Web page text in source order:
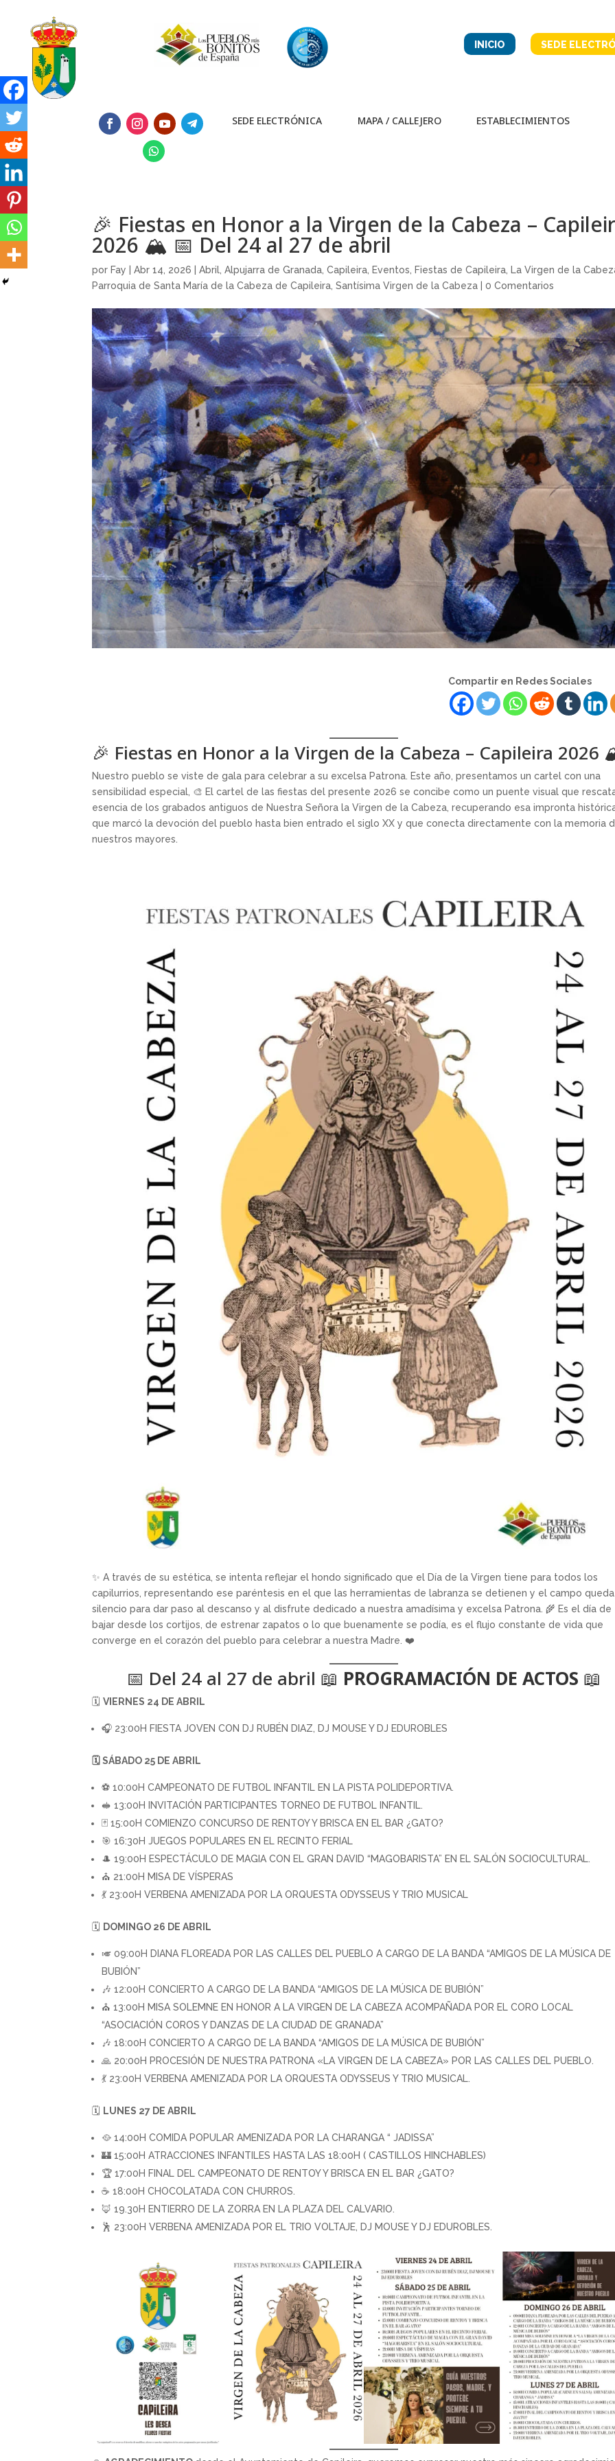
INICIO SEDE
SEDE ELECTRÓNICA MAPA / CALLEJERO ESTABLECIMIENTOS
🎉 Fiestas en Honor a la Virgen de la Cabeza –
2026 🏔️ 📅 Del 24 al 27 de abril
por Fay |Abr 14, 2026 |Abril ,Alpujarra de Granada ,Capileira Eventos Fiestas de Capileira La Virgen de la
Parroquia de Santa María de la Cabeza de Capileira ,Santísima Virgen de la Cabeza |0 Comentarios
Compartir en Redes Sociales
🎉 Fiestas en Honor a la Virgen de la Cabeza – Capileira 2026
Nuestro pueblo se viste de gala para celebrar a su excelsa Patrona. Este año, presentamos un cartel con una
sensibilidad especial, 🎨 El cartel de las fiestas del presente 2026 se concibe como un puente visual que
esencia de los grabados antiguos de Nuestra Señora la Virgen de la Cabeza, recuperando esa impronta
que marcó la devoción del pueblo hasta bien entrado el siglo XX y que conecta directamente con la memoria
nuestros mayores.
✨ A través de su estética, se intenta reflejar el hondo significado que el Día de la Virgen tiene para todos los
capilurrios, representando ese paréntesis en el que las herramientas de labranza se detienen y el campo
silencio para dar paso al descanso y al disfrute dedicado a nuestra amadísima y excelsa Patrona. 🌾 Es el día de
bajar desde los cortijos, de estrenar zapatos o lo que buenamente se podía, es el flujo constante de vida que
converge en el corazón del pueblo para celebrar a nuestra Madre. ❤️
📅 Del 24 al 27 de abril 📖 PROGRAMACIÓN DE ACTOS 📖
🗓️VIERNES 24 DE ABRIL
🎧 23:00H FIESTA JOVEN CON DJ RUBÉN DIAZ, DJ MOUSE Y DJ EDUROBLES
🗓️ SÁBADO 25 DE ABRIL
⚽ 10:00H CAMPEONATO DE FUTBOL INFANTIL EN LA PISTA POLIDEPORTIVA.
🥪 13:00H INVITACIÓN PARTICIPANTES TORNEO DE FUTBOL INFANTIL.
🃏 15:00H COMIENZO CONCURSO DE RENTOY Y BRISCA EN EL BAR ¿GATO?
🎯 16:30H JUEGOS POPULARES EN EL RECINTO FERIAL
🎩 19:00H ESPECTÁCULO DE MAGIA CON EL GRAN DAVID “MAGOBARISTA” EN EL SALÓN SOCIOCULTURAL.
⛪ 21:00H MISA DE VÍSPERAS
💃 23:00H VERBENA AMENIZADA POR LA ORQUESTA ODYSSEUS Y TRIO MUSICAL
🗓️ DOMINGO 26 DE ABRIL
🎺 09:00H DIANA FLOREADA POR LAS CALLES DEL PUEBLO A CARGO DE LA BANDA “AMIGOS DE LA MÚSICA DE
BUBIÓN”
🎶 12:00H CONCIERTO A CARGO DE LA BANDA “AMIGOS DE LA MÚSICA DE BUBIÓN”
⛪ 13:00H MISA SOLEMNE EN HONOR A LA VIRGEN DE LA CABEZA ACOMPAÑADA POR EL CORO LOCAL
“ASOCIACIÓN COROS Y DANZAS DE LA CIUDAD DE GRANADA”
🎶 18:00H CONCIERTO A CARGO DE LA BANDA “AMIGOS DE LA MÚSICA DE BUBIÓN”
🙏 20:00H PROCESIÓN DE NUESTRA PATRONA «LA VIRGEN DE LA CABEZA» POR LAS CALLES DEL PUEBLO.
💃 23:00H VERBENA AMENIZADA POR LA ORQUESTA ODYSSEUS Y TRIO MUSICAL.
🗓️ LUNES 27 DE ABRIL
🥘 14:00H COMIDA POPULAR AMENIZADA POR LA CHARANGA “ JADISSA”
🏰 15:00H ATRACCIONES INFANTILES HASTA LAS 18:00H ( CASTILLOS HINCHABLES)
🏆 17:00H FINAL DEL CAMPEONATO DE RENTOY Y BRISCA EN EL BAR ¿GATO?
☕ 18:00H CHOCOLATADA CON CHURROS.
🦊 19.30H ENTIERRO DE LA ZORRA EN LA PLAZA DEL CALVARIO.
🕺 23:00H VERBENA AMENIZADA POR EL TRIO VOLTAJE, DJ MOUSE Y DJ EDUROBLES.